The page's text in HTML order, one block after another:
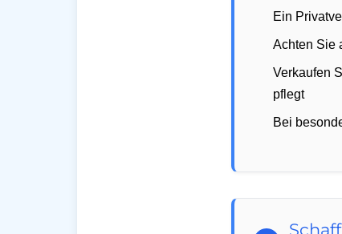
Ein
Achten Sie
Verkaufen
pflegt
Bei